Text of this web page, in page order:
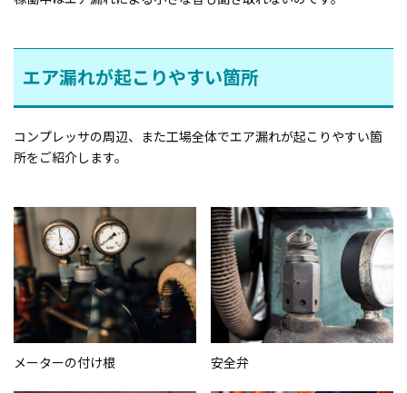
エア漏れが起こりやすい箇所
コンプレッサの周辺、また工場全体でエア漏れが起こりやすい箇
所をご紹介します。
メーターの付け根 安全弁